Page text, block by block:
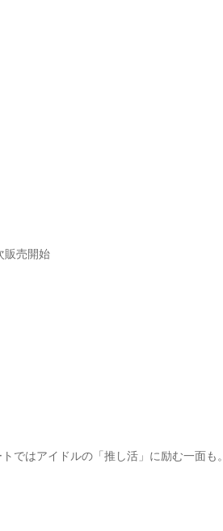
販売開始
ではアイドルの「推し活」に励む一面も。